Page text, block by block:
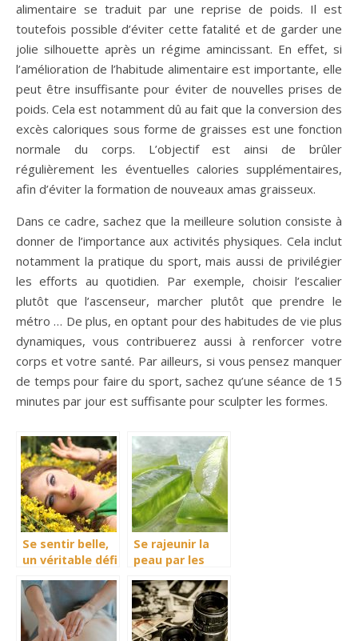
alimentaire se traduit par une reprise de poids. Il est
toutefois possible d’éviter cette fatalité et de garder une
jolie silhouette après un régime amincissant. En effet, si
l’amélioration de l’habitude alimentaire est importante, elle
peut être insuffisante pour éviter de nouvelles prises de
poids. Cela est notamment dû au fait que la conversion des
excès caloriques sous forme de graisses est une fonction
normale du corps. L’objectif est ainsi de brûler
régulièrement les éventuelles calories supplémentaires,
afin d’éviter la formation de nouveaux amas graisseux.
Dans ce cadre, sachez que la meilleure solution consiste à
donner de l’importance aux activités physiques. Cela inclut
notamment la pratique du sport, mais aussi de privilégier
les efforts au quotidien. Par exemple, choisir l’escalier
plutôt que l’ascenseur, marcher plutôt que prendre le
métro … De plus, en optant pour des habitudes de vie plus
dynamiques, vous contribuerez aussi à renforcer votre
corps et votre santé. Par ailleurs, si vous pensez manquer
de temps pour faire du sport, sachez qu’une séance de 15
minutes par jour est suffisante pour sculpter les formes.
Se sentir belle,
un véritable défi
personnes en
manque de
confiance
Se rajeunir la
peau par les
naturels.